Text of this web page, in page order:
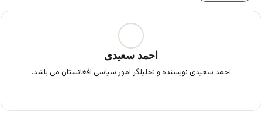
احمد سعیدی
احمد سعیدی نویسنده و تحلیلگر امور سیاسی افغانستان می باشد.